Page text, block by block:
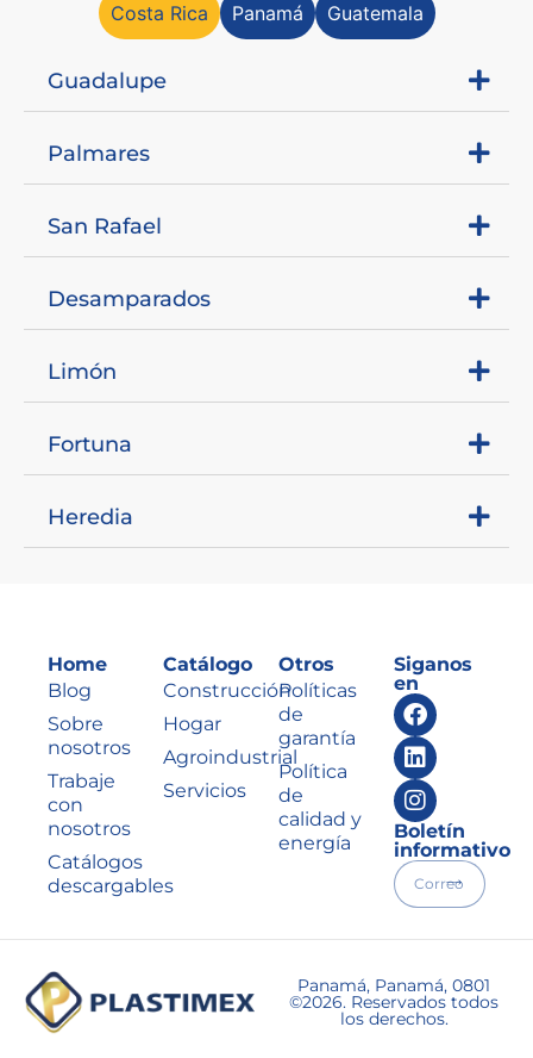
Costa Rica Panamá Guatemala
Guadalupe
Palmares
San Rafael
Desamparados
Limón
Fortuna
Heredia
Home
Blog
Sobre
nosotros
Trabaje
con
nosotros
Catálogos
descargables
Catálogo
Construcción
Hogar
Agroindustrial
Servicios
Otros
Políticas
de
garantía
Política
de
calidad y
energía
Siganos
en
Boletín
informativo
Panamá, Panamá, 0801
©2026. Reservados todos
los derechos.